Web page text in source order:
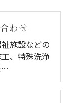
わせ
施設などの
、特殊洗浄
…